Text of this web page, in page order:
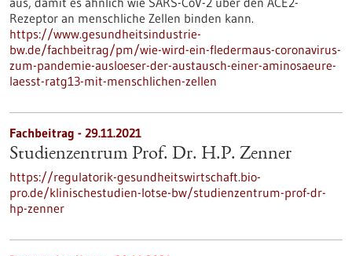
Rezeptor an menschliche Zellen binden kann.
https://www.gesundheitsindustrie-
bw.de/fachbeitrag/pm/wie-wird-ein-fledermaus-coronavirus-
zum-pandemie-ausloeser-der-austausch-einer-aminosaeure-
laesst-ratg13-mit-menschlichen-zellen
Fachbeitrag - 29.11.2021
Studienzentrum Prof. Dr. H.P. Zenner
https://regulatorik-gesundheitswirtschaft.bio-
pro.de/klinischestudien-lotse-bw/studienzentrum-prof-dr-
hp-zenner